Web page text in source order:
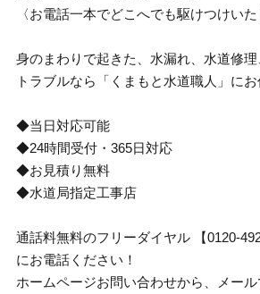
〈お電話一本でどこへでも駆けつけいた
身のまわりで起きた、水漏れ、水道修
トラブルなら「くまもと水道職人」にお
◆当日対応可能
◆24時間受付・365日対応
◆お見積り無料
◆水道局指定工事店
通話料無料のフリーダイヤル 【0120-
にお電話ください！
ホームページお問い合わせから、メー